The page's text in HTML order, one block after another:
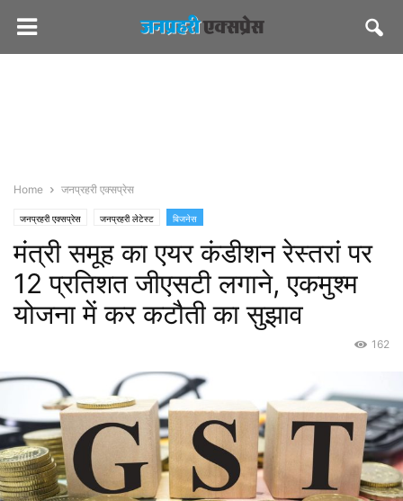
Home जनप्रहरी एक्सप्रेस
जनप्रहरी एक्सप्रेस जनप्रहरी लेटेस्ट बिजनेस
मंत्री समूह का एयर कंडीशन रेस्तरां पर
12 प्रतिशत जीएसटी लगाने, एकमुश्म
योजना में कर कटौती का सुझाव
162